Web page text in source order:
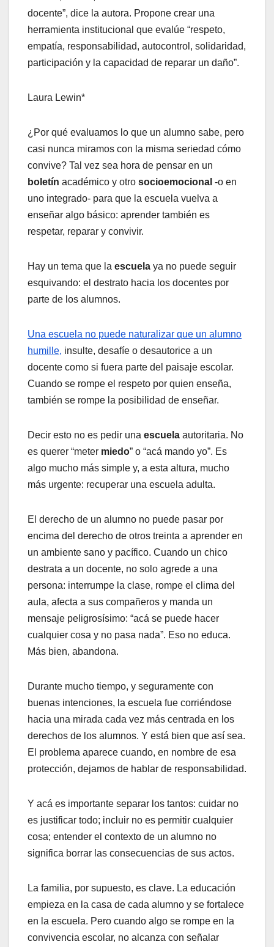
docente”, dice la autora. Propone crear una
herramienta institucional que evalúe “respeto,
empatía, responsabilidad, autocontrol, solidaridad,
participación y la capacidad de reparar un daño”.
Laura Lewin*
¿Por qué evaluamos lo que un alumno sabe, pero
casi nunca miramos con la misma seriedad cómo
convive? Tal vez sea hora de pensar en un
boletín académico y otro socioemocional -o en
uno integrado- para que la escuela vuelva a
enseñar algo básico: aprender también es
respetar, reparar y convivir.
Hay un tema que la escuela ya no puede seguir
esquivando: el destrato hacia los docentes por
parte de los alumnos.
Una escuela no puede naturalizar que un alumno
humille, insulte, desafíe o desautorice a un
docente como si fuera parte del paisaje escolar.
Cuando se rompe el respeto por quien enseña,
también se rompe la posibilidad de enseñar.
Decir esto no es pedir una escuela autoritaria. No
es querer “meter miedo” o “acá mando yo”. Es
algo mucho más simple y, a esta altura, mucho
más urgente: recuperar una escuela adulta.
El derecho de un alumno no puede pasar por
encima del derecho de otros treinta a aprender en
un ambiente sano y pacífico. Cuando un chico
destrata a un docente, no solo agrede a una
persona: interrumpe la clase, rompe el clima del
aula, afecta a sus compañeros y manda un
mensaje peligrosísimo: “acá se puede hacer
cualquier cosa y no pasa nada”. Eso no educa.
Más bien, abandona.
Durante mucho tiempo, y seguramente con
buenas intenciones, la escuela fue corriéndose
hacia una mirada cada vez más centrada en los
derechos de los alumnos. Y está bien que así sea.
El problema aparece cuando, en nombre de esa
protección, dejamos de hablar de responsabilidad.
Y acá es importante separar los tantos: cuidar no
es justificar todo; incluir no es permitir cualquier
cosa; entender el contexto de un alumno no
significa borrar las consecuencias de sus actos.
La familia, por supuesto, es clave. La educación
empieza en la casa de cada alumno y se fortalece
en la escuela. Pero cuando algo se rompe en la
convivencia escolar, no alcanza con señalar